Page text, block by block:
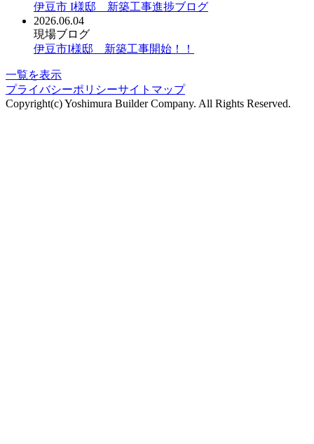
伊豆市 I様邸 新築工事進捗ブログ
2026.06.04
現場ブログ
伊豆市I様邸 新築工事開始！！
一覧を表示
プライバシーポリシーサイトマップ
Copyright(c) Yoshimura Builder Company. All Rights Reserved.